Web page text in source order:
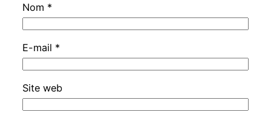
Nom *
E-mail *
Site web